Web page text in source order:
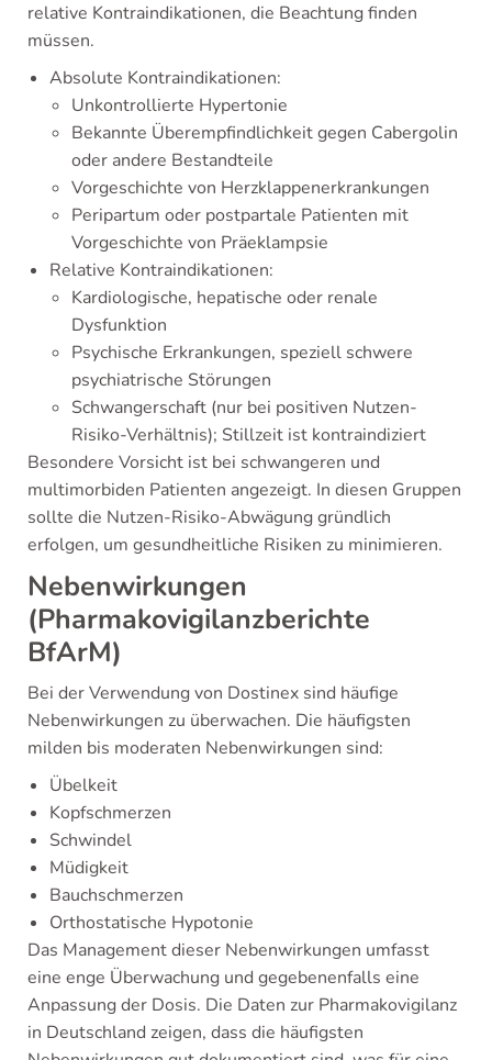
relative Kontraindikationen, die Beachtung finden
müssen.
Absolute Kontraindikationen:
Unkontrollierte Hypertonie
Bekannte Überempfindlichkeit gegen Cabergolin
oder andere Bestandteile
Vorgeschichte von Herzklappenerkrankungen
Peripartum oder postpartale Patienten mit
Vorgeschichte von Präeklampsie
Relative Kontraindikationen:
Kardiologische, hepatische oder renale
Dysfunktion
Psychische Erkrankungen, speziell schwere
psychiatrische Störungen
Schwangerschaft (nur bei positiven Nutzen-
Risiko-Verhältnis); Stillzeit ist kontraindiziert
Besondere Vorsicht ist bei schwangeren und
multimorbiden Patienten angezeigt. In diesen Gruppen
sollte die Nutzen-Risiko-Abwägung gründlich
erfolgen, um gesundheitliche Risiken zu minimieren.
Nebenwirkungen
(Pharmakovigilanzberichte
BfArM)
Bei der Verwendung von Dostinex sind häufige
Nebenwirkungen zu überwachen. Die häufigsten
milden bis moderaten Nebenwirkungen sind:
Übelkeit
Kopfschmerzen
Schwindel
Müdigkeit
Bauchschmerzen
Orthostatische Hypotonie
Das Management dieser Nebenwirkungen umfasst
eine enge Überwachung und gegebenenfalls eine
Anpassung der Dosis. Die Daten zur Pharmakovigilanz
in Deutschland zeigen, dass die häufigsten